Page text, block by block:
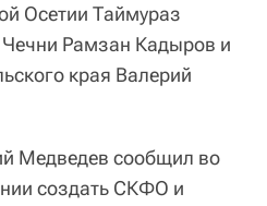
Осетии Таймураз
Рамзан Кадыров и
края Валерий
Медведев сообщил во
создать СКФО и